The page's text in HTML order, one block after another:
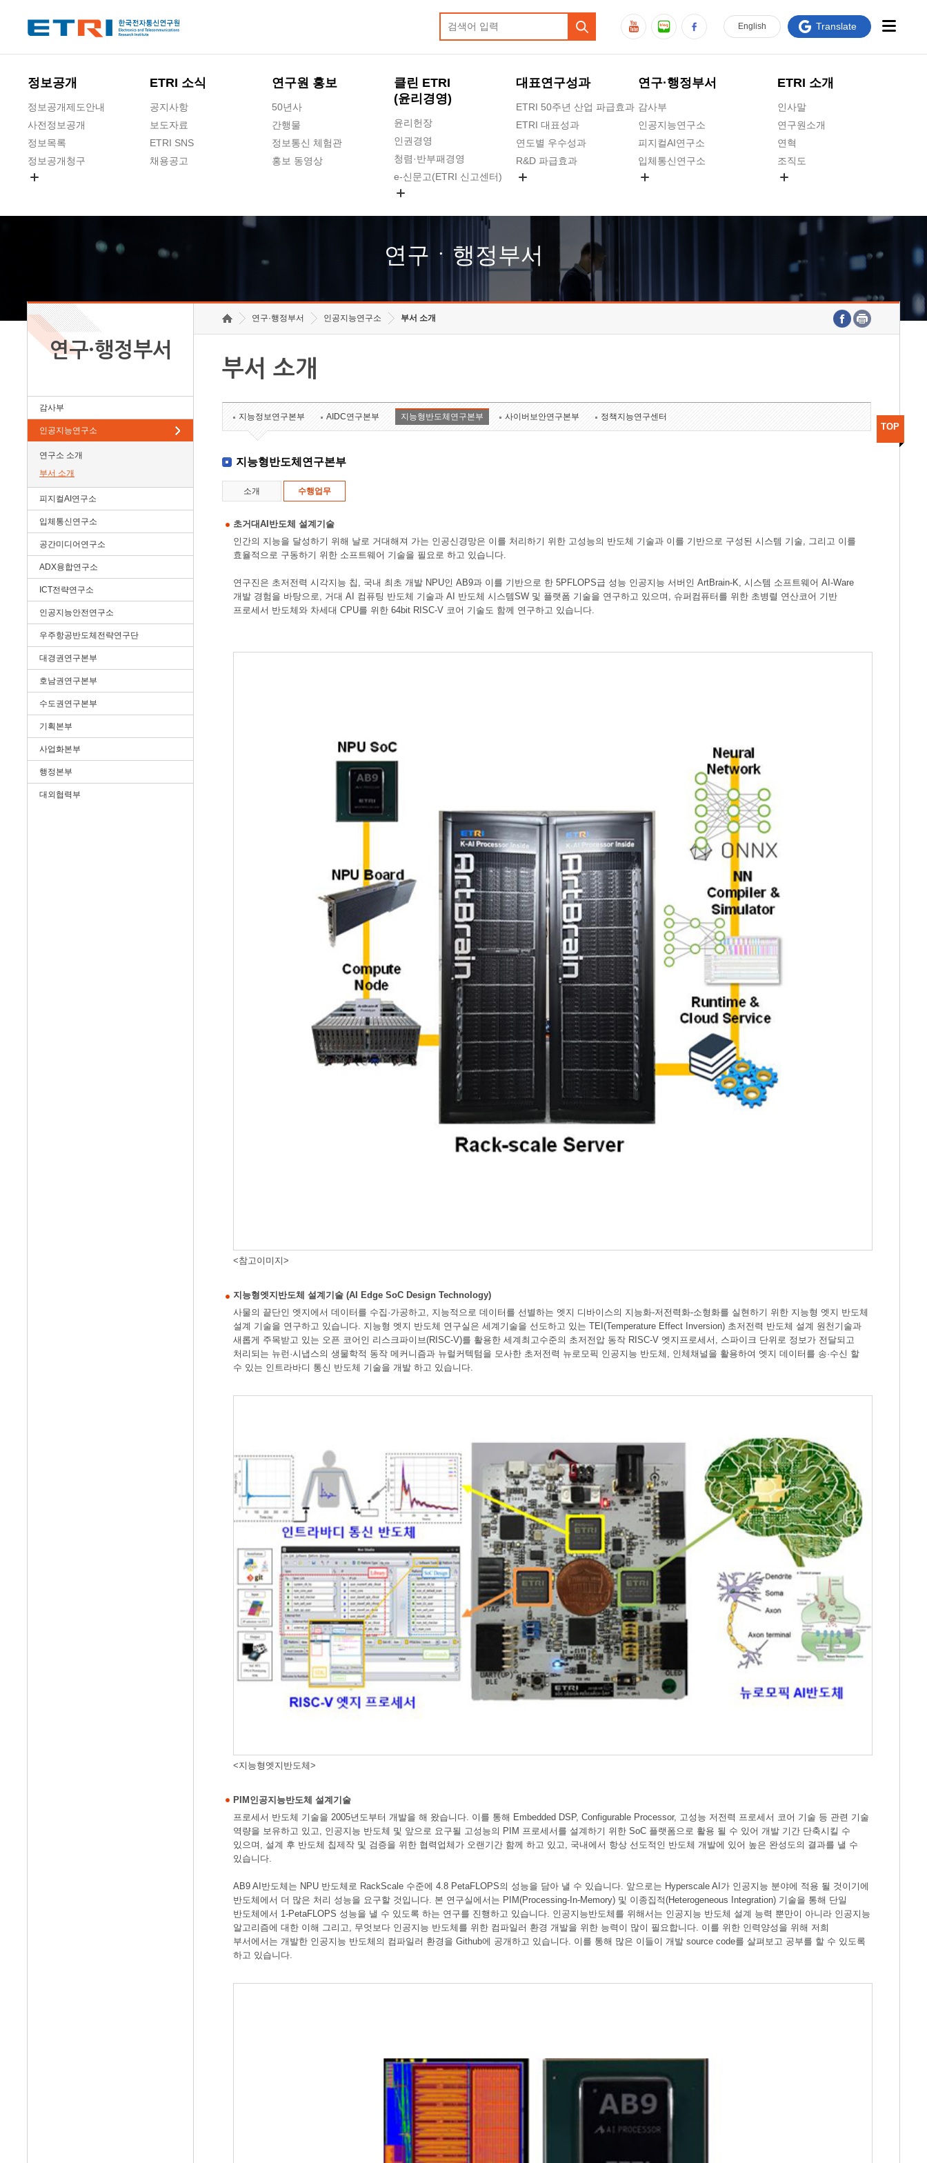
정보공개
정보공개제도안내
사전정보공개
정보목록
정보공개청구
ETRI 소식
공지사항
보도자료
ETRI SNS
채용공고
연구원 홍보
50년사
간행물
정보통신 체험관
홍보 동영상
클린 ETRI
(윤리경영)
윤리헌장
인권경영
청렴·반부패경영
e-신문고(ETRI 신고센터)
고객의소리
수의계약 현황
대표연구성과
ETRI 50주년 산업 파급효과
ETRI 대표성과
연도별 우수성과
R&D 파급효과
연구·행정부서
감사부
인공지능연구소
피지컬AI연구소
입체통신연구소
호남권연구본부
기획본부
ETRI 소개
인사말
연구원소개
연혁
조직도
연구원 고객헌장
주요업무연락처
English Translate
연구ㆍ행정부서
연구·행정부서
감사부
인공지능연구소
연구소 소개
부서 소개
피지컬AI연구소
입체통신연구소
공간미디어연구소
ADX융합연구소
ICT전략연구소
인공지능안전연구소
우주항공반도체전략연구단
대경권연구본부
호남권연구본부
수도권연구본부
기획본부
사업화본부
행정본부
대외협력부
연구·행정부서 인공지능연구소 부서 소개
부서 소개
지능정보연구본부 AIDC연구본부 지능형반도체연구본부 사이버보안연구본부 정책지능연구센터
지능형반도체연구본부
소개 수행업무
초거대AI반도체 설계기술
인간의 지능을 달성하기 위해 날로 거대해져 가는 인공신경망은 이를 처리하기 위한 고성능의 반도체 기술과 이를 기반으로 구성된 시스템 기술, 그리고 이를
효율적으로 구동하기 위한 소프트웨어 기술을 필요로 하고 있습니다.
연구진은 초저전력 시각지능 칩, 국내 최초 개발 NPU인 AB9과 이를 기반으로 한 5PFLOPS급 성능 인공지능 서버인 ArtBrain-K, 시스템 소프트웨어 AI-Ware
개발 경험을 바탕으로, 거대 AI 컴퓨팅 반도체 기술과 AI 반도체 시스템SW 및 플랫폼 기술을 연구하고 있으며, 슈퍼컴퓨터를 위한 초병렬 연산코어 기반
프로세서 반도체와 차세대 CPU를 위한 64bit RISC-V 코어 기술도 함께 연구하고 있습니다.
<참고이미지>
지능형엣지반도체 설계기술 (AI Edge SoC Design Technology)
사물의 끝단인 엣지에서 데이터를 수집·가공하고, 지능적으로 데이터를 선별하는 엣지 디바이스의 지능화-저전력화-소형화를 실현하기 위한 지능형 엣지 반도체
설계 기술을 연구하고 있습니다. 지능형 엣지 반도체 연구실은 세계기술을 선도하고 있는 TEI(Temperature Effect Inversion) 초저전력 반도체 설계 원천기술과
새롭게 주목받고 있는 오픈 코어인 리스크파이브(RISC-V)를 활용한 세계최고수준의 초저전압 동작 RISC-V 엣지프로세서, 스파이크 단위로 정보가 전달되고
처리되는 뉴런·시냅스의 생물학적 동작 메커니즘과 뉴럴커텍텀을 모사한 초저전력 뉴로모픽 인공지능 반도체, 인체채널을 활용하여 엣지 데이터를 송·수신 할
수 있는 인트라바디 통신 반도체 기술을 개발 하고 있습니다.
<지능형엣지반도체>
PIM인공지능반도체 설계기술
프로세서 반도체 기술을 2005년도부터 개발을 해 왔습니다. 이를 통해 Embedded DSP, Configurable Processor, 고성능 저전력 프로세서 코어 기술 등 관련 기술
역량을 보유하고 있고, 인공지능 반도체 및 앞으로 요구될 고성능의 PIM 프로세서를 설계하기 위한 SoC 플랫폼으로 활용 될 수 있어 개발 기간 단축시킬 수
있으며, 설계 후 반도체 칩제작 및 검증을 위한 협력업체가 오랜기간 함께 하고 있고, 국내에서 항상 선도적인 반도체 개발에 있어 높은 완성도의 결과를 낼 수
있습니다.
AB9 AI반도체는 NPU 반도체로 RackScale 수준에 4.8 PetaFLOPS의 성능을 담아 낼 수 있습니다. 앞으로는 Hyperscale AI가 인공지능 분야에 적용 될 것이기에
반도체에서 더 많은 처리 성능을 요구할 것입니다. 본 연구실에서는 PIM(Processing-In-Memory) 및 이종집적(Heterogeneous Integration) 기술을 통해 단일
반도체에서 1-PetaFLOPS 성능을 낼 수 있도록 하는 연구를 진행하고 있습니다. 인공지능반도체를 위해서는 인공지능 반도체 설계 능력 뿐만이 아니라 인공지능
알고리즘에 대한 이해 그리고, 무엇보다 인공지능 반도체를 위한 컴파일러 환경 개발을 위한 능력이 많이 필요합니다. 이를 위한 인력양성을 위해 저희
부서에서는 개발한 인공지능 반도체의 컴파일러 환경을 Github에 공개하고 있습니다. 이를 통해 많은 이들이 개발 source code를 살펴보고 공부를 할 수 있도록
하고 있습니다.
TOP